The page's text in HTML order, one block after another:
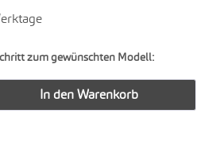
zum gewünschten Modell:
den gewünschten
In den Warenkorb